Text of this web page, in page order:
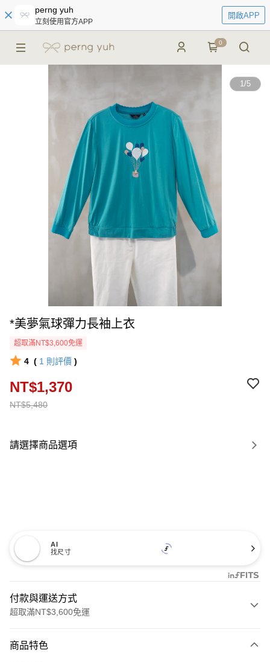
perng yuh
立刻使用官方APP
開啟APP
0
1/5
*美夢氣球彈力長袖上衣
超取滿NT$3,600免運
4 ( 1 則評價 )
NT$5,480
NT$1,370
請選擇商品選項
AI
找尺寸
付款與運送方式
超取滿NT$3,600免運
信用卡一次付款
商品特色